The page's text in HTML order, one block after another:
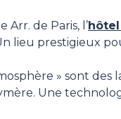
Arr. de Paris, l’
lieu prestigieux
» sont des
Une